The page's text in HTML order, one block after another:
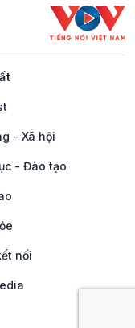
- Xã hội
- Đào tạo
nối